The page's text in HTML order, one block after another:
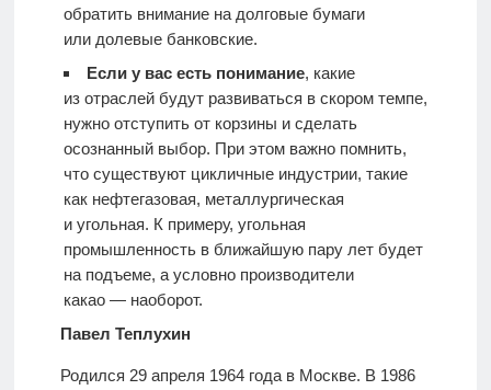
обратить внимание на долговые бумаги
или долевые банковские.
Если у вас есть понимание, какие
из отраслей будут развиваться в скором темпе,
нужно отступить от корзины и сделать
осознанный выбор. При этом важно помнить,
что существуют цикличные индустрии, такие
как нефтегазовая, металлургическая
и угольная. К примеру, угольная
промышленность в ближайшую пару лет будет
на подъеме, а условно производители
какао — наоборот.
Павел Теплухин
Родился 29 апреля 1964 года в Москве. В 1986